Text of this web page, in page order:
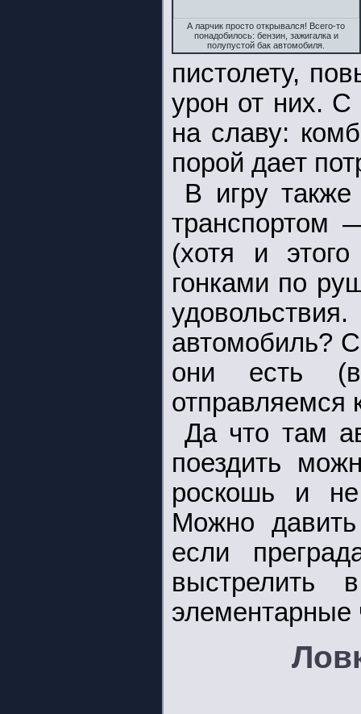
А ларчик просто открывался! Всего-то
понадобилось: бензин, зажигалка и
полупустой бак автомобиля.
пистолету,
урон от них.
на славу:
порой дает
В игру также
транспортом
(хотя и
гонками по
автомобиль?
они есть (в
отправляемся
Да что там
поездить
роскошь и не
Можно
если
выстрелить